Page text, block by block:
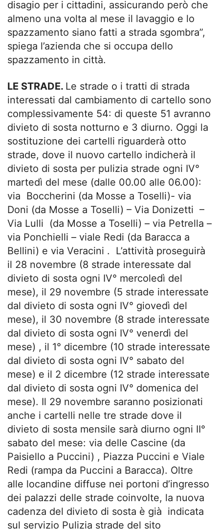
disagio per i cittadini, assicurando però che
almeno una volta al mese il lavaggio e lo
spazzamento siano fatti a strada sgombra”,
spiega l’azienda che si occupa dello
spazzamento in città.
LE STRADE. Le strade o i tratti di strada
interessati dal cambiamento di cartello sono
complessivamente 54: di queste 51 avranno
divieto di sosta notturno e 3 diurno. Oggi la
sostituzione dei cartelli riguarderà otto
strade, dove il nuovo cartello indicherà il
divieto di sosta per pulizia strade ogni IV°
martedì del mese (dalle 00.00 alle 06.00):
via Boccherini (da Mosse a Toselli)- via
Doni (da Mosse a Toselli) – Via Donizetti –
Via Lulli (da Mosse a Toselli) – via Petrella –
via Ponchielli – viale Redi (da Baracca a
Bellini) e via Veracini . L’attività proseguirà
il 28 novembre (8 strade interessate dal
divieto di sosta ogni IV° mercoledì del
mese), il 29 novembre (5 strade interessate
dal divieto di sosta ogni IV° giovedì del
mese), il 30 novembre (8 strade interessate
dal divieto di sosta ogni IV° venerdì del
mese) , il 1° dicembre (10 strade interessate
dal divieto di sosta ogni IV° sabato del
mese) e il 2 dicembre (12 strade interessate
dal divieto di sosta ogni IV° domenica del
mese). Il 29 novembre saranno posizionati
anche i cartelli nelle tre strade dove il
divieto di sosta mensile sarà diurno ogni II°
sabato del mese: via delle Cascine (da
Paisiello a Puccini) , Piazza Puccini e Viale
Redi (rampa da Puccini a Baracca). Oltre
alle locandine diffuse nei portoni d’ingresso
dei palazzi delle strade coinvolte, la nuova
cadenza del divieto di sosta è già indicata
sul servizio Pulizia strade del sito